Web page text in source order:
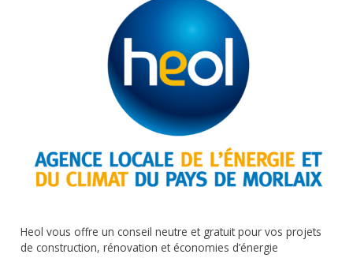
Heol vous offre un conseil neutre et gratuit pour vos projets
de construction, rénovation et économies d’énergie